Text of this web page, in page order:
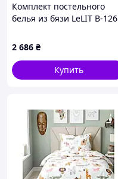
Комплект постельного
белья из бязи LeLIT B-
2 686 ₴
Купить